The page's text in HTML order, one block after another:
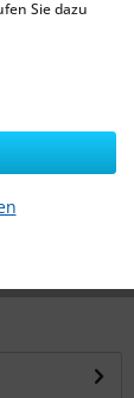
Sie dazu